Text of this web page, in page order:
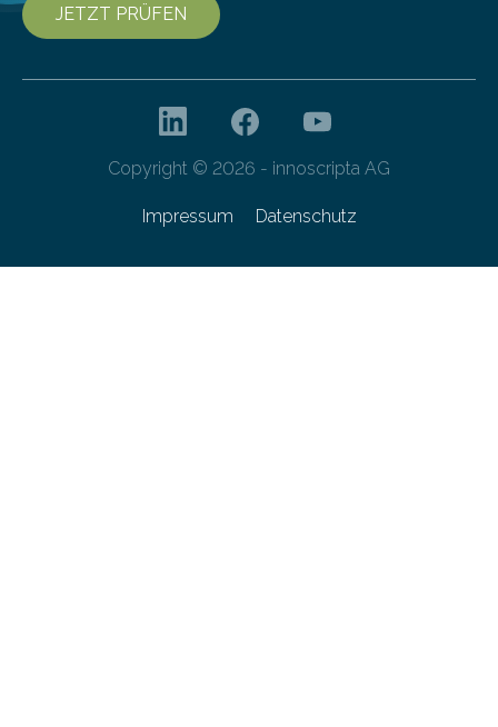
JETZT PRÜFEN
Copyright © 2026 - innoscripta AG
Impressum Datenschutz